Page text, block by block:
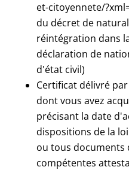
et-citoyennete/
du décret de
réintégration dans
déclaration de
d'état civil)
Certificat délivré
dont vous avez
précisant la date
dispositions de la
ou tous documents
compétentes